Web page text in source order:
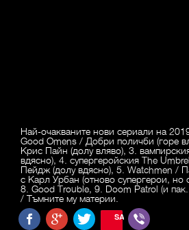
Най-очакваните нови сериали на
Good Omens / Добри поличби (горе
Крис Пайн (долу вляво), 3.
вдясно), 4. супергеройския The
Пейдж (долу вдясно), 5. Watchmen /
с Карл Урбан (отново супергерои, но
8. Good Trouble, 9. Doom Patrol (и
/ Тъмните му материи.
SAVE